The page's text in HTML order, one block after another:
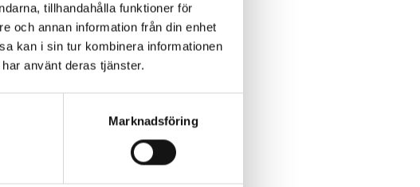
tillhandahålla funktioner för
och annan information från din enhet
kan i sin tur kombinera informationen
använt deras tjänster.
Marknadsföring
Fredrik Jalhed